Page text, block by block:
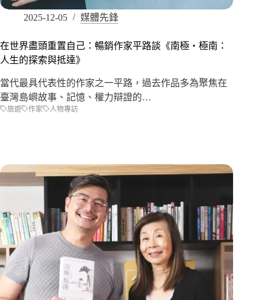
2025-12-05 媒體先鋒
在世界盡頭重置自己：暢銷作家平路談《南極‧極南：
人生的探索與抵達》
當代最具代表性的作家之一平路，過去作品多為聚焦在
臺灣島嶼故事、記憶、權力辯證的…
旅遊 作家 人物專訪